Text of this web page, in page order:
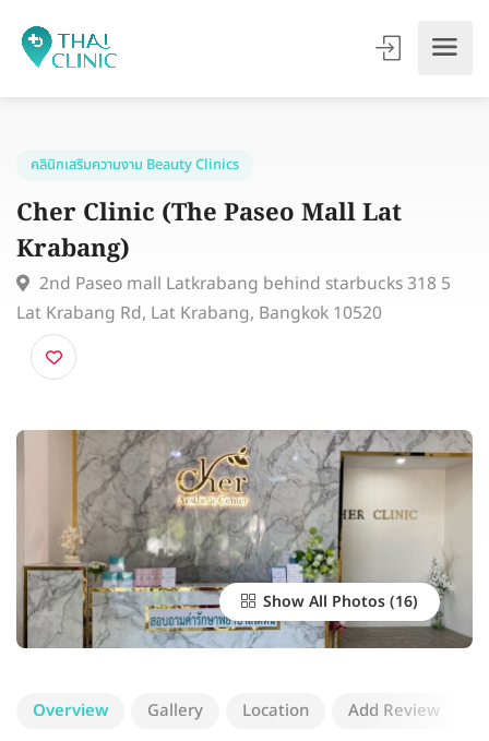
คลินิกเสริมความงาม Beauty Clinics
Cher Clinic (The Paseo Mall Lat
Krabang)
2nd Paseo mall Latkrabang behind starbucks 318 5
Lat Krabang Rd, Lat Krabang, Bangkok 10520
Show All Photos
Overview Gallery Location Add Review